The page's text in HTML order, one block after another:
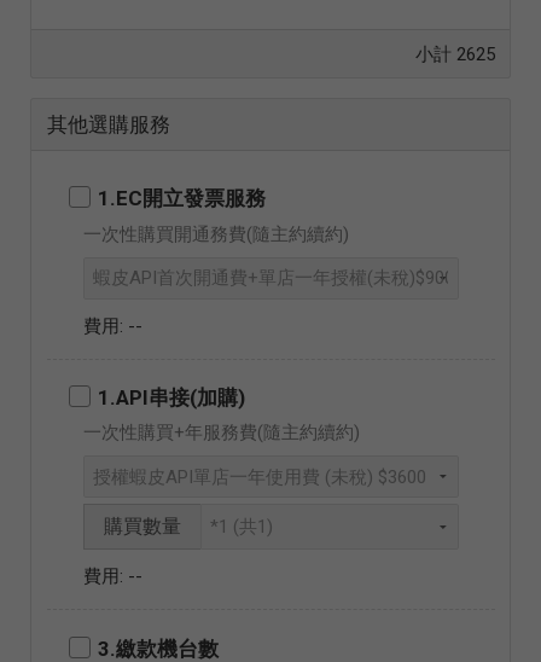
小計 2625
其他選購服務
1.EC開立發票服務
一次性購買開通務費(隨主約續約)
--
1.API串接(加購)
一次性購買+年服務費(隨主約續約)
購買數量
--
3.繳款機台數